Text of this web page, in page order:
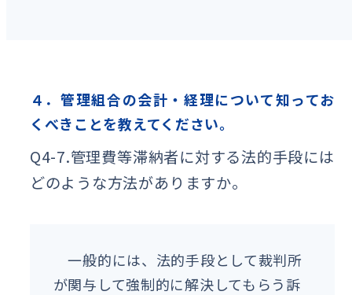
４．管理組合の会計・経理について知ってお
くべきことを教えてください。
Q4-7.管理費等滞納者に対する法的手段には
どのような方法がありますか。
一般的には、法的手段として裁判所
が関与して強制的に解決してもらう訴